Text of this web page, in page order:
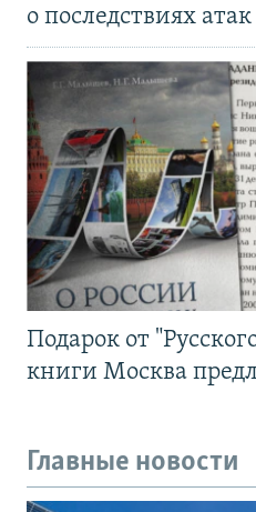
о последствиях
Подарок от
книги Москва
Главные новости